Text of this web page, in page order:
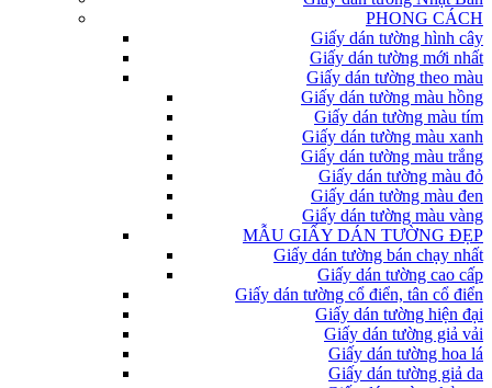
PHONG CÁCH
Giấy dán tường hình cây
Giấy dán tường mới nhất
Giấy dán tường theo màu
Giấy dán tường màu hồng
Giấy dán tường màu tím
Giấy dán tường màu xanh
Giấy dán tường màu trắng
Giấy dán tường màu đỏ
Giấy dán tường màu đen
Giấy dán tường màu vàng
MẪU GIẤY DÁN TƯỜNG ĐẸP
Giấy dán tường bán chạy nhất
Giấy dán tường cao cấp
Giấy dán tường cổ điển, tân cổ điển
Giấy dán tường hiện đại
Giấy dán tường giả vải
Giấy dán tường hoa lá
Giấy dán tường giả da